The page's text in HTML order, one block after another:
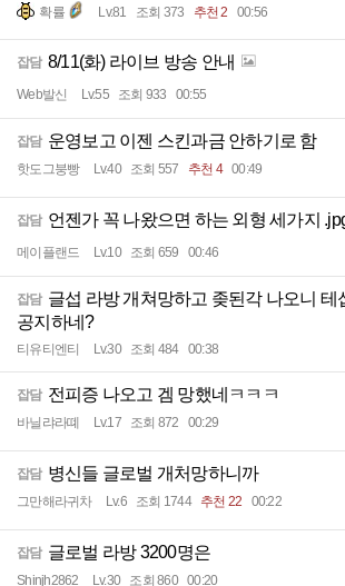
확률 Lv.81 조회 373 추천 2 00:56
잡담 8/11(화) 라이브 방송 안내
Web발신 Lv.55 조회 933 00:55
잡담 운영보고 이젠 스킨과금 안하기로 함
핫도그붕빵 Lv.40 조회 557 추천 4 00:49
잡담 언젠가 꼭 나왔으면 하는 외형 세가지
메이플랜드 Lv.10 조회 659 00:46
잡담 글섭 라방 개쳐망하고 좆된각 나오니 테
공지하네?
티유티엔티 Lv.30 조회 484 00:38
잡담 전피증 나오고 겜 망했네ㅋㅋㅋ
바닐랴라뗴 Lv.17 조회 872 00:29
잡담 병신들 글로벌 개처망하니까
그만해라귀차 Lv.6 조회 1744 추천 22 00:22
잡담 글로벌 라방 3200명은
Shinjh2862 Lv.30 조회 860 00:20